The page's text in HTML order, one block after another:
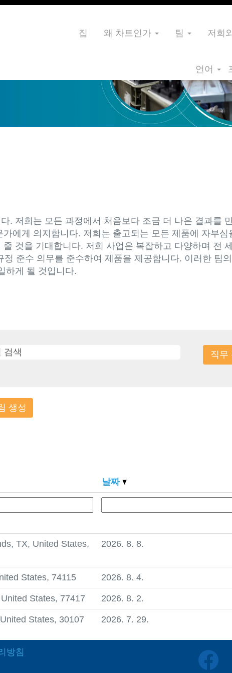
집 왜 차트인가 팀 저희
언어
. 저희는 모든 과정에서 처음보다 조금 더 나은 결과를
에게 의지합니다. 저희는 출고되는 모든 제품에 자부
것을 기대합니다. 저희 사업은 복잡하고 다양하며 전
준수 의무를 준수하여 제품을 제공합니다. 이러한 팀
하게 될 것입니다.
생성
날짜
TX, United States,
2026. 8. 8.
States, 74115 2026. 8. 4.
States, 77417 2026. 8. 2.
States, 30107 2026. 7. 29.
방침
새
탭
에